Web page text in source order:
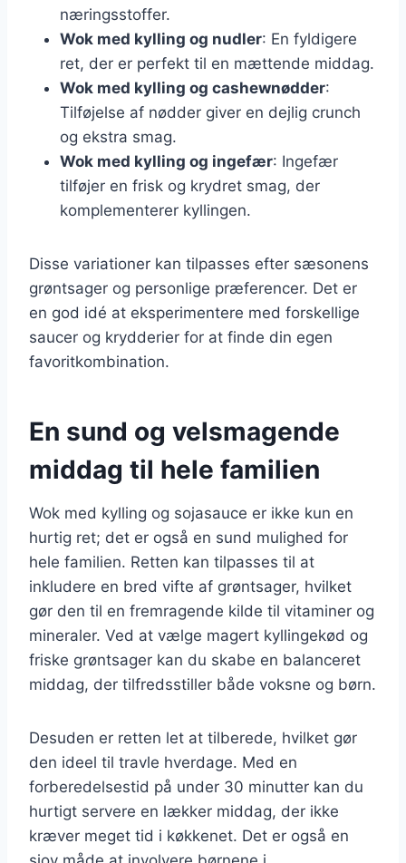
næringsstoffer.
Wok med kylling og nudler: En fyldigere
ret, der er perfekt til en mættende middag.
Wok med kylling og cashewnødder:
Tilføjelse af nødder giver en dejlig crunch
og ekstra smag.
Wok med kylling og ingefær: Ingefær
tilføjer en frisk og krydret smag, der
komplementerer kyllingen.
Disse variationer kan tilpasses efter sæsonens
grøntsager og personlige præferencer. Det er
en god idé at eksperimentere med forskellige
saucer og krydderier for at finde din egen
favoritkombination.
En sund og velsmagende
middag til hele familien
Wok med kylling og sojasauce er ikke kun en
hurtig ret; det er også en sund mulighed for
hele familien. Retten kan tilpasses til at
inkludere en bred vifte af grøntsager, hvilket
gør den til en fremragende kilde til vitaminer og
mineraler. Ved at vælge magert kyllingekød og
friske grøntsager kan du skabe en balanceret
middag, der tilfredsstiller både voksne og børn.
Desuden er retten let at tilberede, hvilket gør
den ideel til travle hverdage. Med en
forberedelsestid på under 30 minutter kan du
hurtigt servere en lækker middag, der ikke
kræver meget tid i køkkenet. Det er også en